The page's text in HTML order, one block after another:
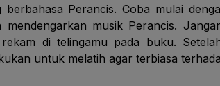
berbahasa Perancis. Coba mulai
musik Perancis.
di telingamu pada buku.
untuk melatih agar terbiasa